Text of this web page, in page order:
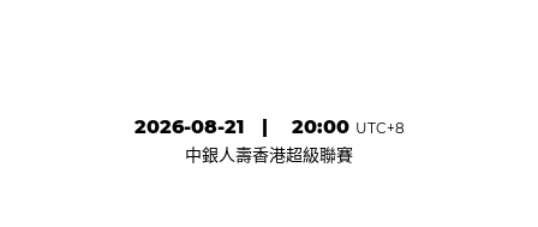
2026-08-21| 20:00 UTC+8
中銀人壽香港超級聯賽